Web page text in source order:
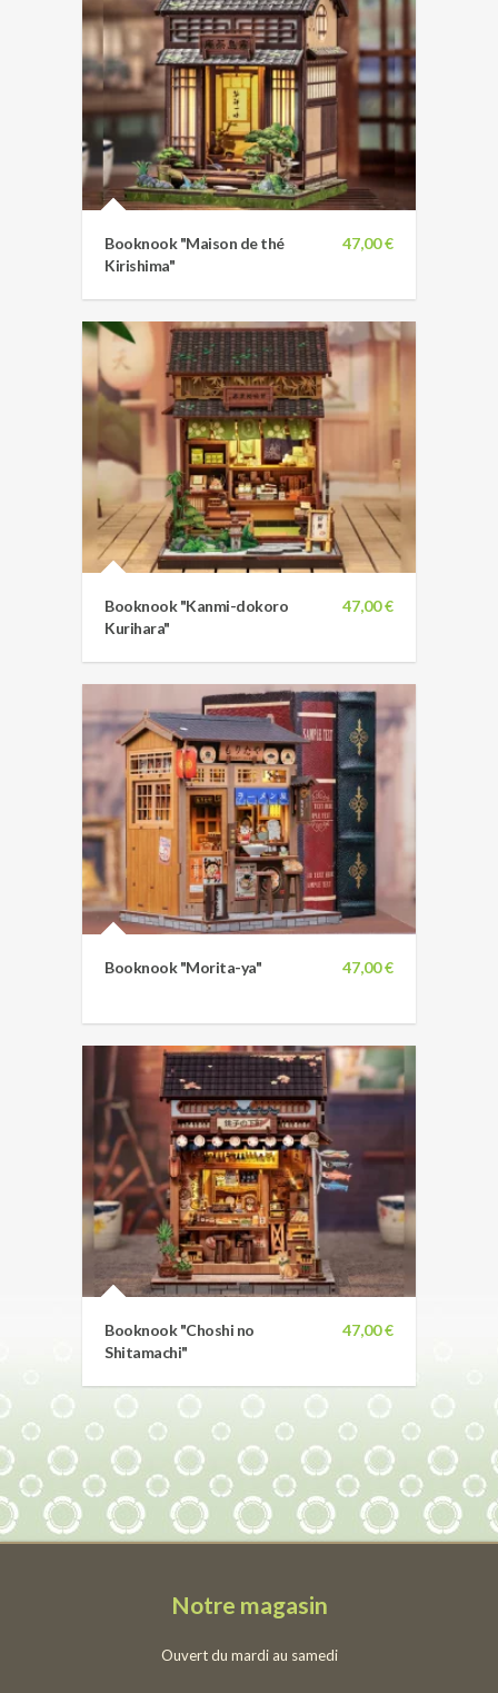
47,00 €
Booknook "Maison de thé
Kirishima"
47,00 €
Booknook "Kanmi-dokoro
Kurihara"
47,00 €
Booknook "Morita-ya"
47,00 €
Booknook "Choshi no
Shitamachi"
Notre magasin
Ouvert du mardi au samedi